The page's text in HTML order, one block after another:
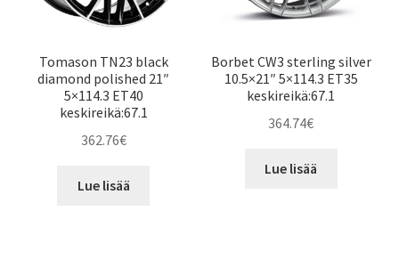
Tomason TN23 black
diamond polished 21″
5×114.3 ET40
keskireikä:67.1
362.76€
Lue lisää
Borbet CW3 sterling silver
10.5×21″ 5×114.3 ET35
keskireikä:67.1
364.74€
Lue lisää